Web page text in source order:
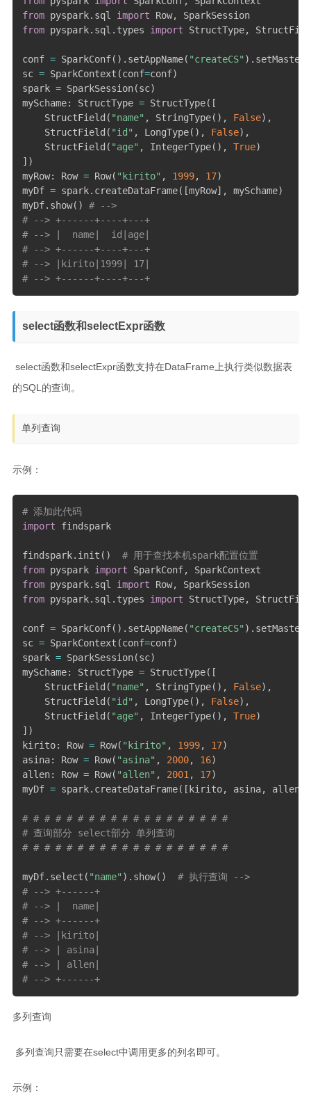
from pyspark. sql import Row,
SparkSession
from pyspark. sql . types import StructType,
conf = SparkConf( ) . setAppName( "createCS" ) . setMaster
sc = SparkContext (conf=conf)
spark = SparkSession(sc)
mySchame: StructType = StructType( [
    StructField
( "name" , StringType( ) , False) ,
    StructField
( "id" , LongType( ) , False) ,
    StructField
( "age" , IntegerType( ) , True)
] )
myRow: Row = Row( "kirito" , 1999, 17)
myDf = spark. createDataFrame( [myRow] , mySchame)
myDf. show( )
# -->
# --> +------+----+---+
# --> |  name|  id|age|
# --> +------+----+---+
# --> |kirito|1999| 17|
# --> +------+----+---+
select函数和selectExpr函数
​ select函数和selectExpr函数支持在DataFrame上执行类似数据表
的SQL的查询。
单列查询
示例：
# 添加此代码
import findspark
findspark. init ( )
# 用于查找本机spark配置位置
from pyspark import SparkConf,
from pyspark. sql import Row,
SparkSession
from pyspark. sql . types import StructType,
conf = SparkConf( ) . setAppName( "createCS" ) . setMaster
sc = SparkContext (conf=conf)
spark = SparkSession(sc)
mySchame: StructType = StructType( [
    StructField
( "name" , StringType( ) , False) ,
    StructField
( "id" , LongType( ) , False) ,
    StructField
( "age" , IntegerType( ) , True)
] )
kirito: Row = Row( "kirito" , 1999, 17)
asina: Row = Row( "asina" , 2000, 16)
allen: Row = Row( "allen" , 2001 , 17)
myDf = spark. createDataFrame( [ kirito, asina, allen
# # # # # # # # # # # # # # # # # # #
# 查询部分 select部分 单列查询
# # # # # # # # # # # # # # # # # # #
myDf. select ( "name" ) . show( )
# 执行查询 -->
# --> +------+
# --> |  name|
# --> +------+
# --> |kirito|
# --> | asina|
# --> | allen|
# --> +------+
多列查询
​ 多列查询只需要在select中调用更多的列名即可。
示例：